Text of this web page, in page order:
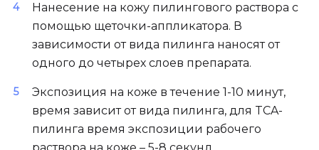
Нанесение на кожу пилингового раствора с
помощью щеточки-аппликатора. В
зависимости от вида пилинга наносят от
одного до четырех слоев препарата.
Экспозиция на коже в течение 1-10 минут,
время зависит от вида пилинга, для TCA-
пилинга время экспозиции рабочего